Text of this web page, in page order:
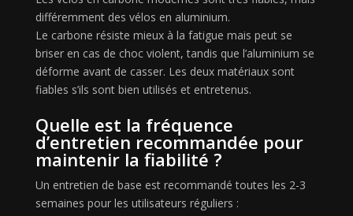
différemment des vélos en aluminium.
Le carbone résiste mieux à la fatigue mais peut se
briser en cas de choc violent, tandis que l’aluminium se
déforme avant de casser. Les deux matériaux sont
fiables s’ils sont bien utilisés et entretenus.
Quelle est la fréquence
d’entretien recommandée pour
maintenir la fiabilité ?
Un entretien de base est recommandé toutes les 2-3
semaines pour les utilisateurs réguliers :